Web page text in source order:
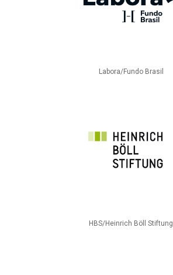
Labora/Fundo Brasil
HBS/Heinrich Böll Stiftung